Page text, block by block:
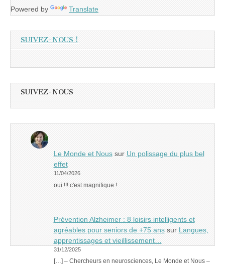
Powered by Translate
SUIVEZ-NOUS !
SUIVEZ-NOUS
Le Monde et Noussur Un polissage du plus bel
effet
11/04/2026
oui !!! c'est magnifique !
Prévention Alzheimer : 8 loisirs intelligents et
agréables pour seniors de +75 anssur Langues,
apprentissages et vieillissement…
31/12/2025
[…] – Chercheurs en neurosciences, Le Monde et Nous –